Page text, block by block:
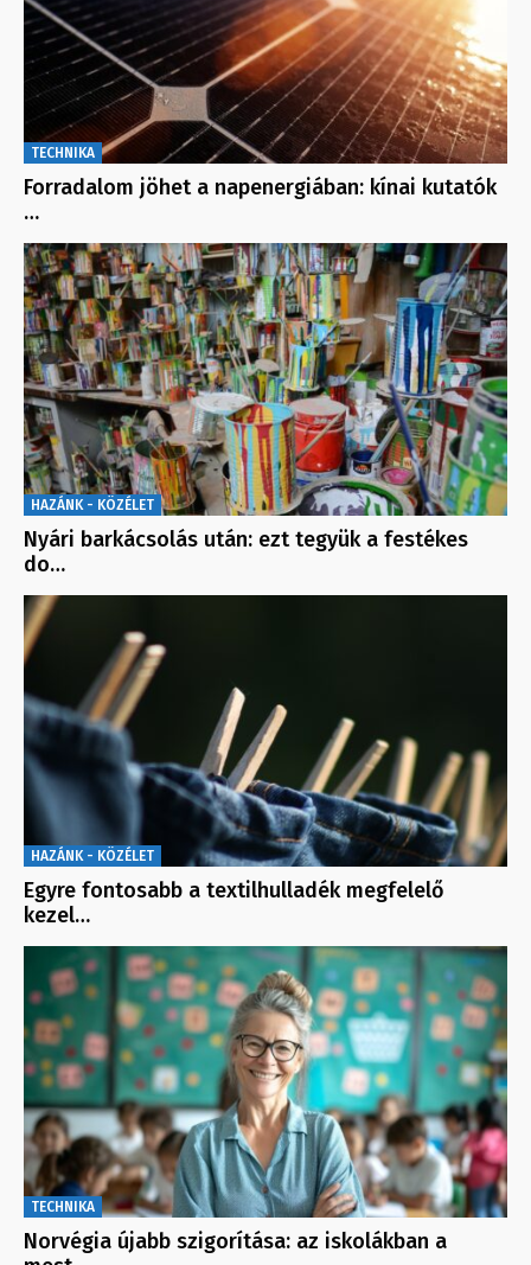
TECHNIKA
Forradalom jöhet a napenergiában: kínai kutatók
…
HAZÁNK - KÖZÉLET
Nyári barkácsolás után: ezt tegyük a festékes
do…
HAZÁNK - KÖZÉLET
Egyre fontosabb a textilhulladék megfelelő
kezel…
TECHNIKA
Norvégia újabb szigorítása: az iskolákban a